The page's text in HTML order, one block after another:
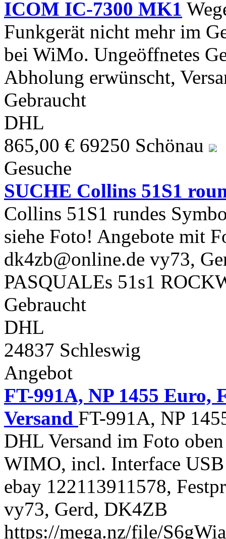
ICOM IC-7300 MK1
Funkgerät nicht mehr im
bei WiMo. Ungeöffnetes
Abholung erwünscht,
Gebraucht
DHL
865,00 € 69250 Schönau
Gesuche
SUCHE Collins 51S1
Collins 51S1 rundes
siehe Foto! Angebote mit
dk4zb@online.de vy73,
PASQUALEs 51s1
Gebraucht
DHL
24837 Schleswig
Angebot
FT-991A, NP 1455 Euro,
Versand FT-991A, NP
DHL Versand im Foto
WIMO, incl. Interface USB
ebay 122113911578,
vy73, Gerd, DK4ZB
https://mega.nz/file/